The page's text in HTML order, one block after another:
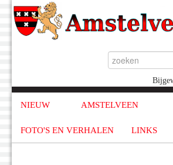
NIEUW AMSTELVEEN
FOTO'S EN VERHALEN LINKS